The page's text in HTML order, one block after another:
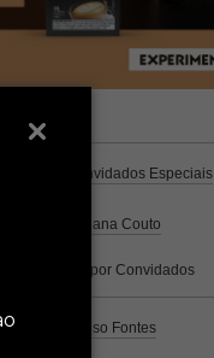
Espresso
por Convidados Especiais
por Cristiana Couto
por Convidados
por Caio Alonso Fontes